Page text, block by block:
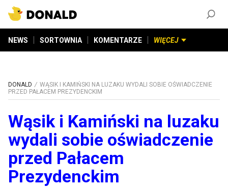
NEWS SORTOWNIA KOMENTARZE WIĘCEJ
DONALD
WĄSIK I KAMIŃSKI NA LUZAKU WYDALI SOBIE OŚWIADCZENIE
PRZED PAŁACEM PREZYDENCKIM
Wąsik i Kamiński na luzaku
wydali sobie oświadczenie
przed Pałacem
Prezydenckim